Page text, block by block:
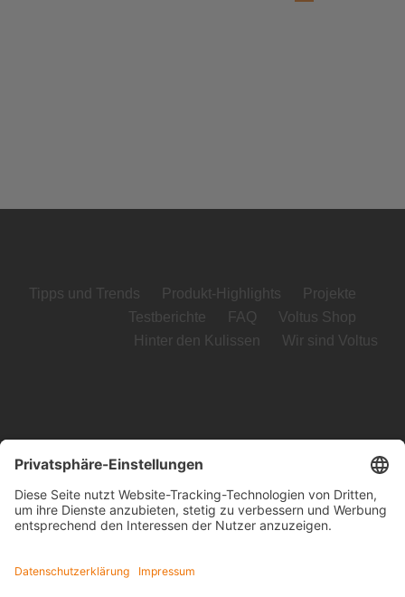
Tipps und Trends Produkt-Highlights
Projekte
Testberichte
FAQ
Voltus Shop
Hinter den Kulissen
Wir sind Voltus
Voltus GmbH
Loog 7, 23611 Bad Schwartau
Telefon: +49 (0) 451 989 03-0
www.voltus.de